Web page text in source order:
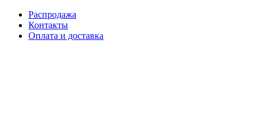
Распродажа
Контакты
Оплата и доставка